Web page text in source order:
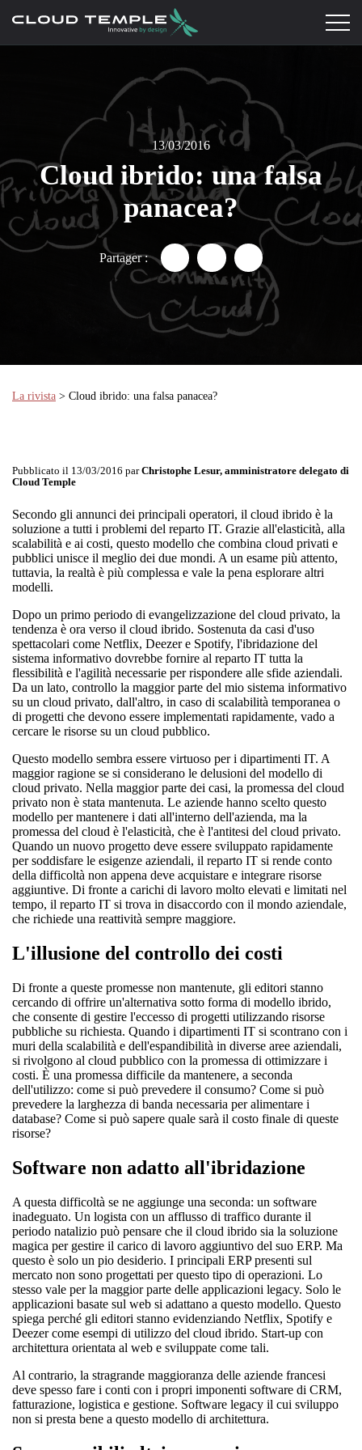
13/03/2016
Cloud ibrido: una falsa
panacea?
Partager : Partager "Cloud ibrido: una
Partager "Cloud
Partager "Cloud
La rivista > Cloud ibrido: una falsa panacea?
Pubblicato il 13/03/2016 parChristophe Lesur, amministratore delegato di
Cloud Temple
Secondo gli annunci dei principali operatori, il cloud ibrido è la
soluzione a tutti i problemi del reparto IT. Grazie all'elasticità, alla
scalabilità e ai costi, questo modello che combina cloud privati e
pubblici unisce il meglio dei due mondi. A un esame più attento,
tuttavia, la realtà è più complessa e vale la pena esplorare altri
modelli.
Dopo un primo periodo di evangelizzazione del cloud privato, la
tendenza è ora verso il cloud ibrido. Sostenuta da casi d'uso
spettacolari come Netflix, Deezer e Spotify, l'ibridazione del
sistema informativo dovrebbe fornire al reparto IT tutta la
flessibilità e l'agilità necessarie per rispondere alle sfide aziendali.
Da un lato, controllo la maggior parte del mio sistema informativo
su un cloud privato, dall'altro, in caso di scalabilità temporanea o
di progetti che devono essere implementati rapidamente, vado a
cercare le risorse su un cloud pubblico.
Questo modello sembra essere virtuoso per i dipartimenti IT. A
maggior ragione se si considerano le delusioni del modello di
cloud privato. Nella maggior parte dei casi, la promessa del cloud
privato non è stata mantenuta. Le aziende hanno scelto questo
modello per mantenere i dati all'interno dell'azienda, ma la
promessa del cloud è l'elasticità, che è l'antitesi del cloud privato.
Quando un nuovo progetto deve essere sviluppato rapidamente
per soddisfare le esigenze aziendali, il reparto IT si rende conto
della difficoltà non appena deve acquistare e integrare risorse
aggiuntive. Di fronte a carichi di lavoro molto elevati e limitati nel
tempo, il reparto IT si trova in disaccordo con il mondo aziendale,
che richiede una reattività sempre maggiore.
L'illusione del controllo dei costi
Di fronte a queste promesse non mantenute, gli editori stanno
cercando di offrire un'alternativa sotto forma di modello ibrido,
che consente di gestire l'eccesso di progetti utilizzando risorse
pubbliche su richiesta. Quando i dipartimenti IT si scontrano con i
muri della scalabilità e dell'espandibilità in diverse aree aziendali,
si rivolgono al cloud pubblico con la promessa di ottimizzare i
costi. È una promessa difficile da mantenere, a seconda
dell'utilizzo: come si può prevedere il consumo? Come si può
prevedere la larghezza di banda necessaria per alimentare i
database? Come si può sapere quale sarà il costo finale di queste
risorse?
Software non adatto all'ibridazione
A questa difficoltà se ne aggiunge una seconda: un software
inadeguato. Un logista con un afflusso di traffico durante il
periodo natalizio può pensare che il cloud ibrido sia la soluzione
magica per gestire il carico di lavoro aggiuntivo del suo ERP. Ma
questo è solo un pio desiderio. I principali ERP presenti sul
mercato non sono progettati per questo tipo di operazioni. Lo
stesso vale per la maggior parte delle applicazioni legacy. Solo le
applicazioni basate sul web si adattano a questo modello. Questo
spiega perché gli editori stanno evidenziando Netflix, Spotify e
Deezer come esempi di utilizzo del cloud ibrido. Start-up con
architettura orientata al web e sviluppate come tali.
Al contrario, la stragrande maggioranza delle aziende francesi
deve spesso fare i conti con i propri imponenti software di CRM,
fatturazione, logistica e gestione. Software legacy il cui sviluppo
non si presta bene a questo modello di architettura.